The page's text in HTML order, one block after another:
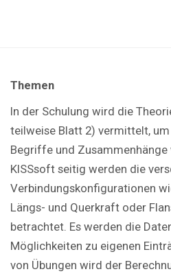
Themen
In der Schulung wird die
teilweise Blatt 2) vermittelt,
Begriffe und Zusammenhänge
KISSsoft seitig werden die
Verbindungskonfigurationen
Längs- und Querkraft oder
betrachtet. Es werden die
Möglichkeiten zu eigenen
von Übungen wird der